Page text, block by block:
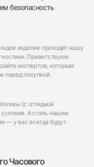
безопасность
изделие проходит нашу
Приветствуем
экспертов, которым
перед покупкой.
(с оглядкой
А стать нашим
— у вас всегда будут
Часового